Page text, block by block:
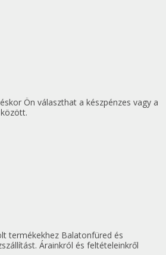
Ön választhat a készpénzes vagy a
termékekhez Balatonfüred és
Árainkról és feltételeinkről